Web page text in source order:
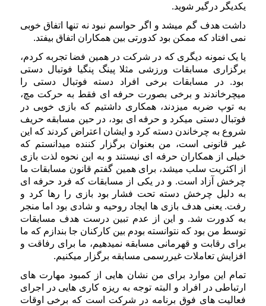
یکدیگر درگیر شوید.
داشت هدف گم میشد و اگر حواسم نبود نه تنها اتفاق خوبی
نمی افتاد که ممکن بود کدورتی بین همکاران اتفاق بیفتد.
یا یک نمونه دیگری که در شرکت در همین فضا تجربه کردم،
برگزاری مسابقات ورزشی مثلا پینگ پنگیا فوتبال دستی
بود. در مسابقات برخی افراد دسته فوتبال دستی را
میچرخاندند و برخی بصورت حرفه ای فقط به حرکت مچ،
به توپ ضربه میزدند، همکاری داشتیم که بازی خوبی در
فوتبال دستی میکرد و حرفه ای بود، در حین مسابقه حریف
شروع به چرخاندن دسته کرد و ایشان اعتراض کردند که این
غیر قانونی است، من بعنوان برگزار کننده میدانستم که
خیلی از همکاران حرفه ای نیستند و به این نحوه لذت بازی
از اکثریت سلب میشد، برای همین گفتم قانون مسابقات ما
چرخش آزاد است. و در یکی از مسابقات که فرد حرفه ای
به دلیل چرخش دسته تحت فشار بود بازی را رها کرد و
رفت. یعنی هدف بازی ها ایجاد روحیه و شادی بود اما منجر
به کدورت شد. و این از عدم تبین درست هدف مسابقات
توسط من بود که نتوانسته بودم بین کارکنان جا بندازم که ما
برای رقابت و قهرمانی مسابقه نمیدهیم، ما برای رفاقت و
افزایش تعاملات غیررسمی مسابقه برگزار میکنیم.
تمام این موارد برای من نشان هایی از کمبود مهارت های
ارتباطی در افراد و البته توجه به ریزه کاری هایی در اجرای
فعالیت های فوق برنامه در شرکت است که برخی اوقات